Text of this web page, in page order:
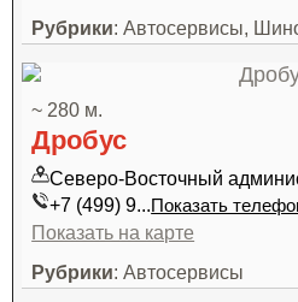
Рубрики: Автосервисы,
~ 280 м.
Дробус
Северо-Восточный
+7 (499) 9...Показать
Показать на карте
Рубрики: Автосервисы